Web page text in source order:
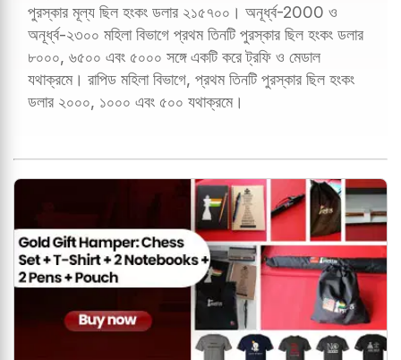
পুরস্কার মূল্য ছিল হংকং ডলার ২১৫৭০০। অনূর্ধ্ব-2000 ও
অনূর্ধ্ব-২৩০০ মহিলা বিভাগে প্রথম তিনটি পুরস্কার ছিল হংকং ডলার
৮০০০, ৬৫০০ এবং ৫০০০ সঙ্গে একটি করে ট্রফি ও মেডাল
যথাক্রমে। রাপিড মহিলা বিভাগে, প্রথম তিনটি পুরস্কার ছিল হংকং
ডলার ২০০০, ১০০০ এবং ৫০০ যথাক্রমে।